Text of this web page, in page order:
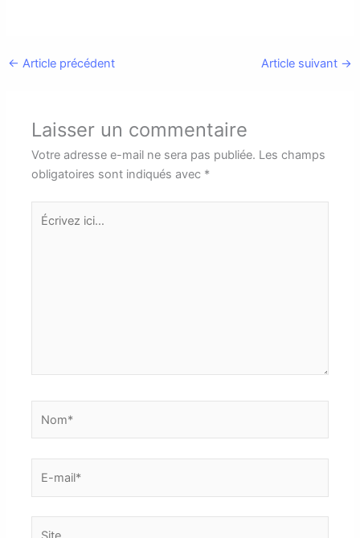
← Article précédent Article suivant →
Laisser un commentaire
Votre adresse e-mail ne sera pas publiée. Les champs
obligatoires sont indiqués avec *
Écrivez
ici…
mail*